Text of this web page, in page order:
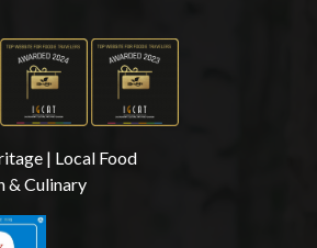
| Local Food
& Culinary